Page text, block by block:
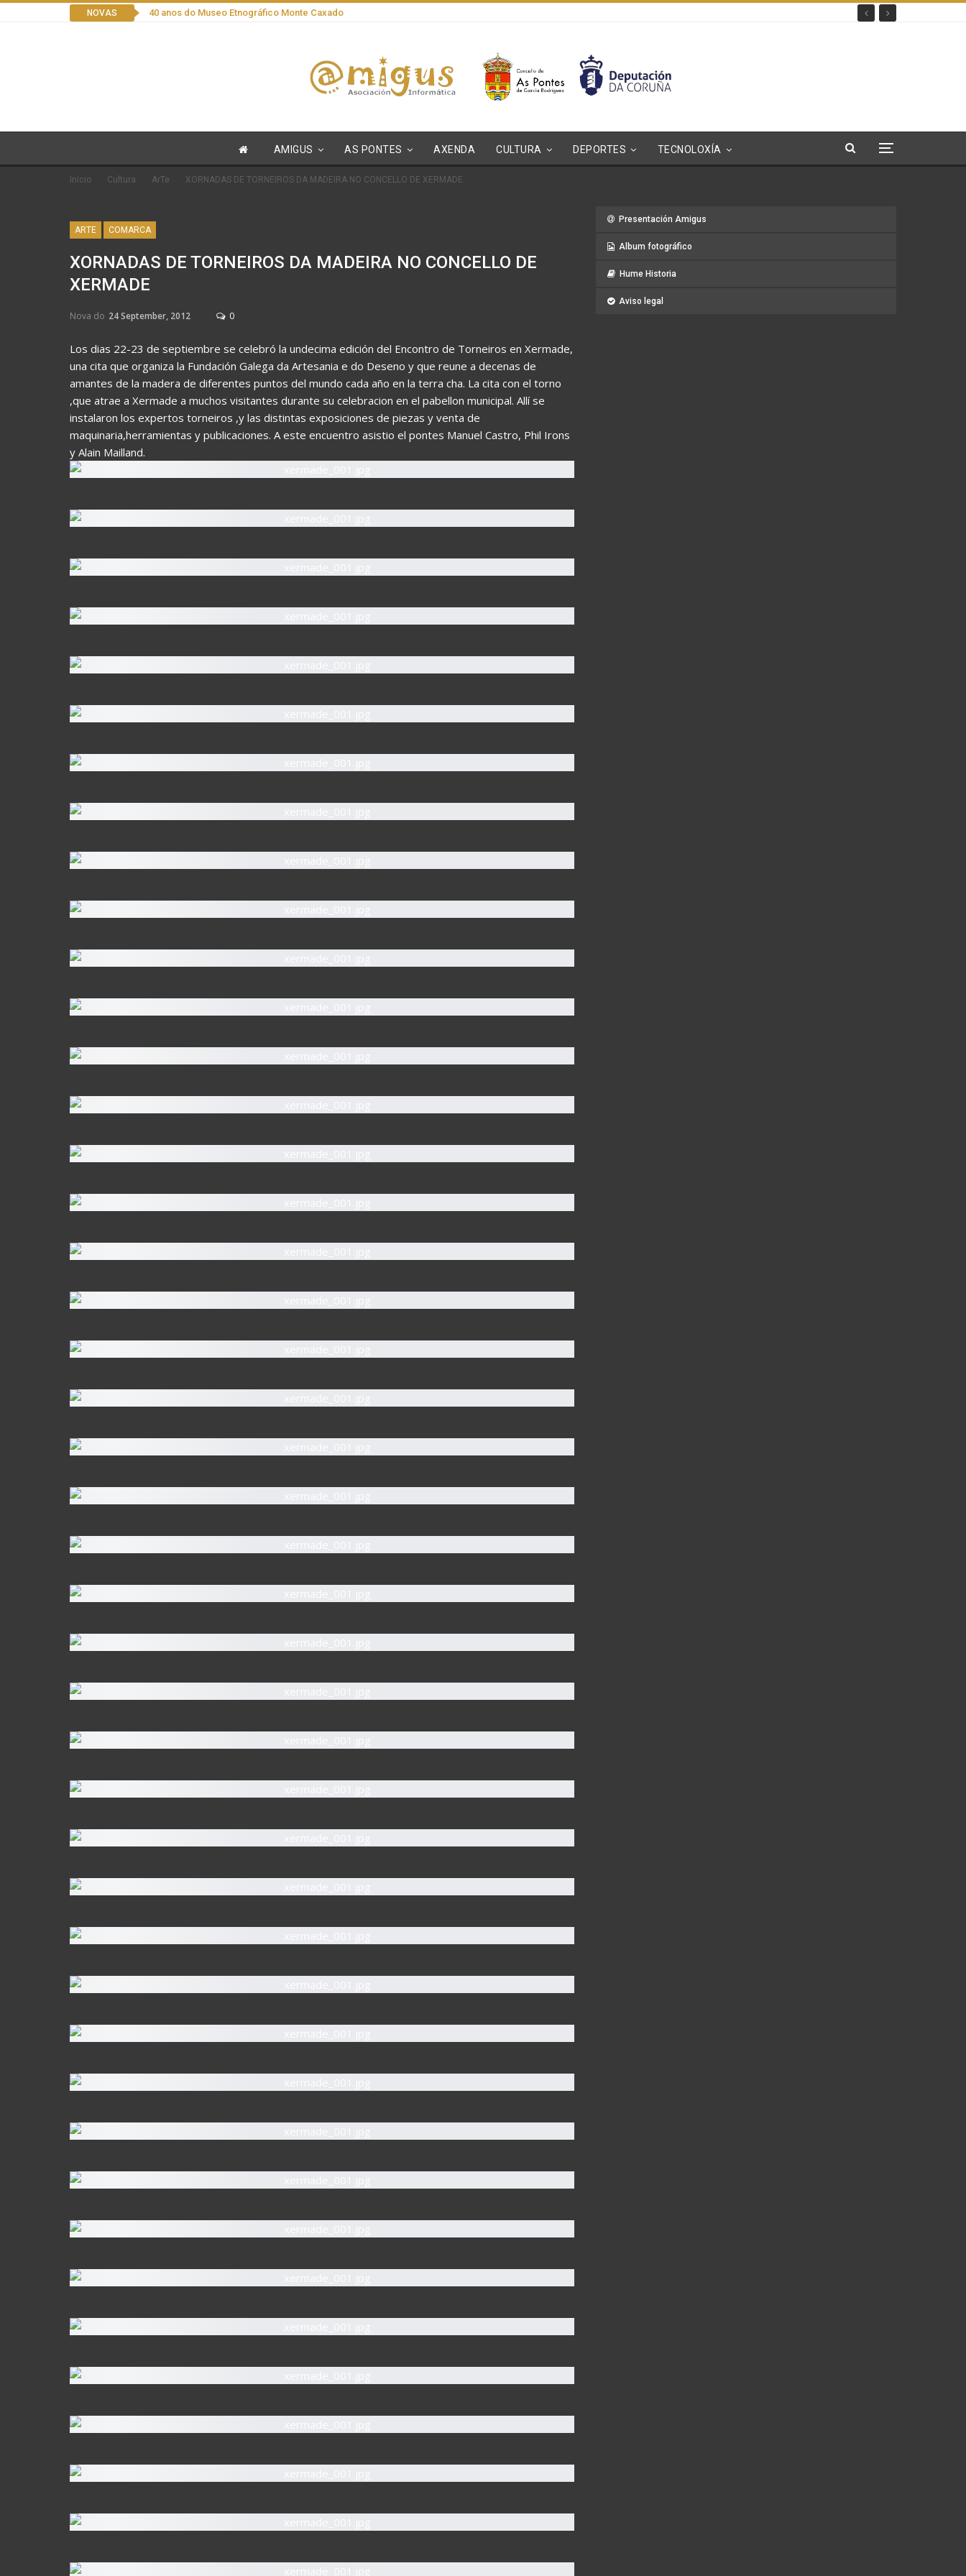
NOVAS 40 anos do Museo Etnográfico Monte Caxado
AMIGUS AS PONTES AXENDA CULTURA DEPORTES TECNOLOXÍA
Inicio Cultura ArTe XORNADAS DE TORNEIROS DA MADEIRA NO CONCELLO DE XERMADE
ARTE COMARCA
XORNADAS DE TORNEIROS DA MADEIRA NO CONCELLO DE
XERMADE
Nova do 24 September, 2012 0
Los dias 22-23 de septiembre se celebró la undecima edición del Encontro de Torneiros en Xermade,
una cita que organiza la Fundación Galega da Artesania e do Deseno y que reune a decenas de
amantes de la madera de diferentes puntos del mundo cada año en la terra cha. La cita con el torno
,que atrae a Xermade a muchos visitantes durante su celebracion en el pabellon municipal. Allí se
instalaron los expertos torneiros ,y las distintas exposiciones de piezas y venta de
maquinaria,herramientas y publicaciones. A este encuentro asistio el pontes Manuel Castro, Phil Irons
y Alain Mailland.
Presentación Amigus
Album fotográfico
Hume Historia
Aviso legal